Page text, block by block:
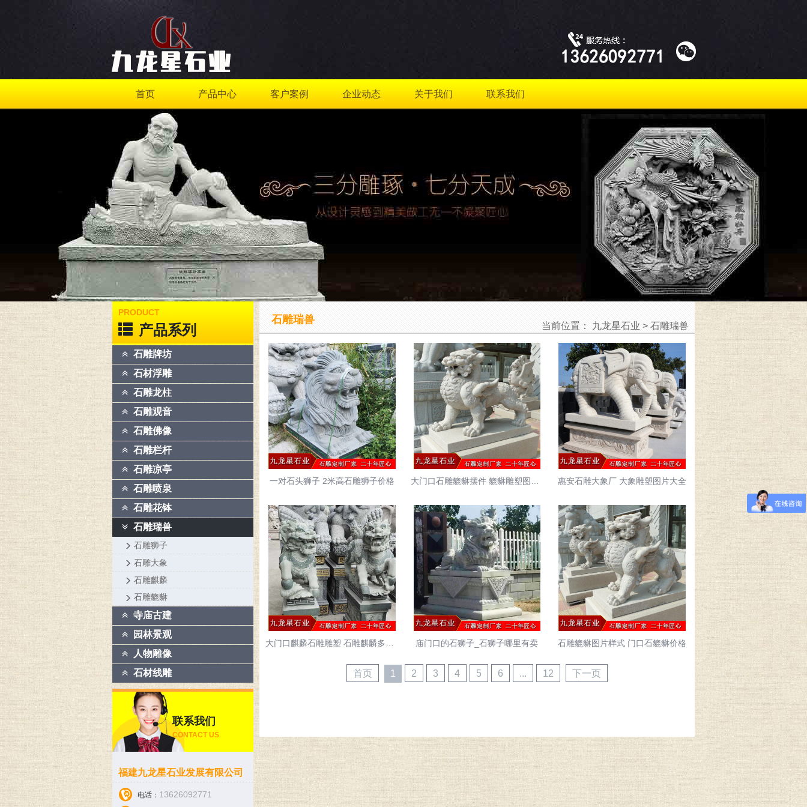
首页 产品中心 客户案例 企业动态 关于我们 联系我们
PRODUCT
产品系列
石雕牌坊
石材浮雕
石雕龙柱
石雕观音
石雕佛像
石雕栏杆
石雕凉亭
石雕喷泉
石雕花钵
石雕瑞兽
石雕狮子
石雕大象
石雕麒麟
石雕貔貅
寺庙古建
园林景观
人物雕像
石材线雕
联系我们
CONTACT US
福建九龙星石业发展有限公司
电话： 13626092771
石雕瑞兽
当前位置： 九龙星石业 > 石雕瑞兽
一对石头狮子 2米高石雕狮子价格 惠安石雕大象厂 大象雕塑图片大全
庙门口的石狮子_石狮子哪里有卖 石雕貔貅图片样式 门口石貔貅价格
首页 1 2 3 4 5 6 ... 12 下一页